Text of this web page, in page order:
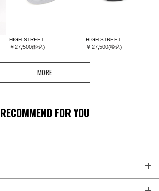
HIGH STREET
￥27,500(税込)
HIGH STREET
￥27,500(税込)
MORE
RECOMMEND FOR YOU